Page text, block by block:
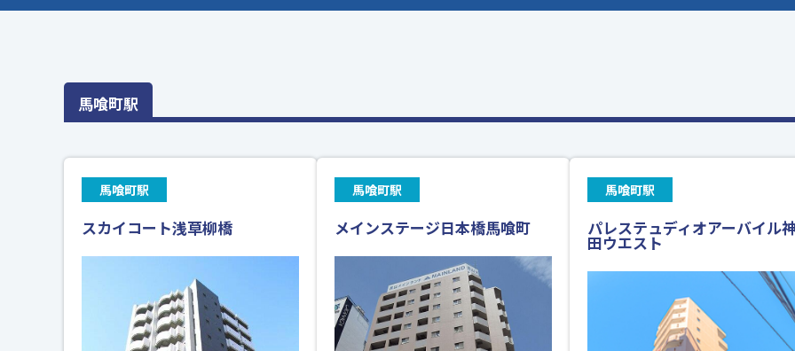
馬喰町駅
馬喰町駅
スカイコート浅草柳橋
馬喰町駅
メインステージ日本橋馬喰町
馬喰町駅
パレステュディオアーバイル
田ウエスト